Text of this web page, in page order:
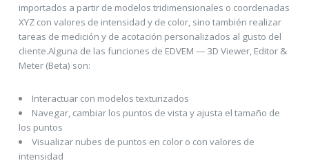
importados a partir de modelos tridimensionales o coordenadas
XYZ con valores de intensidad y de color, sino también realizar
tareas de medición y de acotación personalizados al gusto del
cliente.Alguna de las funciones de EDVEM — 3D Viewer, Editor &
Meter (Beta) son:
Interactuar con modelos texturizados
Navegar, cambiar los puntos de vista y ajusta el tamaño de
los puntos
Visualizar nubes de puntos en color o con valores de
intensidad